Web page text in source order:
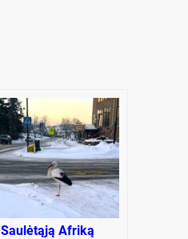
Saulėtąją Afriką